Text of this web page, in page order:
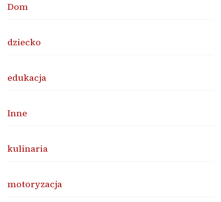
Dom
dziecko
edukacja
Inne
kulinaria
motoryzacja